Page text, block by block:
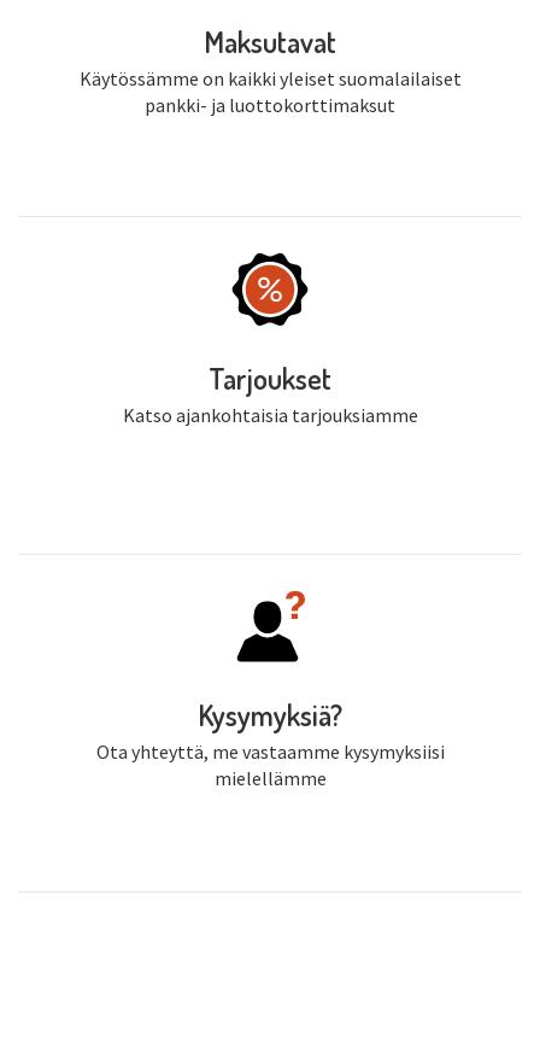
Maksutavat
Käytössämme on kaikki yleiset suomalailaiset
pankki- ja luottokorttimaksut
Tarjoukset
Katso ajankohtaisia tarjouksiamme
Kysymyksiä?
Ota yhteyttä, me vastaamme kysymyksiisi
mielellämme